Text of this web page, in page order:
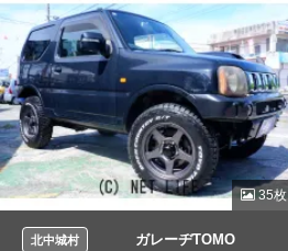
35枚
北中城村 ガレーヂTOMO